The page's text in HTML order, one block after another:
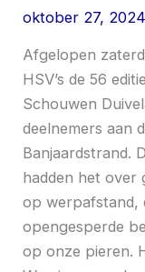
oktober 27, 2024
Afgelopen
HSV’s de 56
Schouwen
deelnemers aan
Banjaardstrand.
hadden het over
op werpafstand,
opengesperde
op onze pieren.